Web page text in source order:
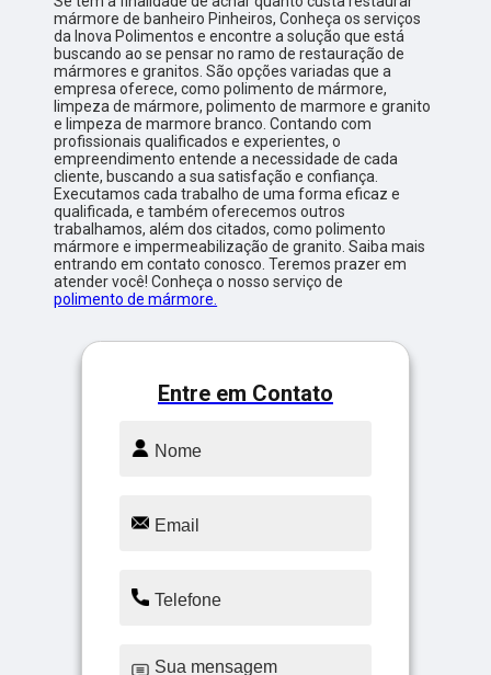
mármore de banheiro Pinheiros, Conheça os serviços
da Inova Polimentos e encontre a solução que está
buscando ao se pensar no ramo de restauração de
mármores e granitos. São opções variadas que a
empresa oferece, como polimento de mármore,
limpeza de mármore, polimento de marmore e granito
e limpeza de marmore branco. Contando com
profissionais qualificados e experientes, o
empreendimento entende a necessidade de cada
cliente, buscando a sua satisfação e confiança.
Executamos cada trabalho de uma forma eficaz e
qualificada, e também oferecemos outros
trabalhamos, além dos citados, como polimento
mármore e impermeabilização de granito. Saiba mais
entrando em contato conosco. Teremos prazer em
atender você! Conheça o nosso serviço de
polimento de mármore.
Entre em Contato